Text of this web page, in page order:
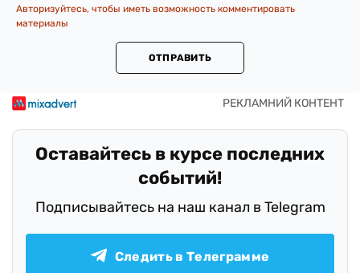
Авторизуйтесь, чтобы иметь возможность комментировать
материалы
ОТПРАВИТЬ
Оставайтесь в курсе последних
событий!
Подписывайтесь на наш канал в Telegram
Следить в Телеграмме